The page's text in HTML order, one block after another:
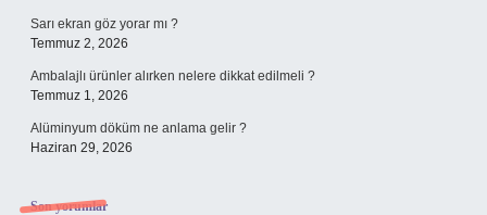
Sarı ekran göz yorar mı ?
Temmuz 2, 2026
Ambalajlı ürünler alırken nelere dikkat edilmeli ?
Temmuz 1, 2026
Alüminyum döküm ne anlama gelir ?
Haziran 29, 2026
Son yorumlar